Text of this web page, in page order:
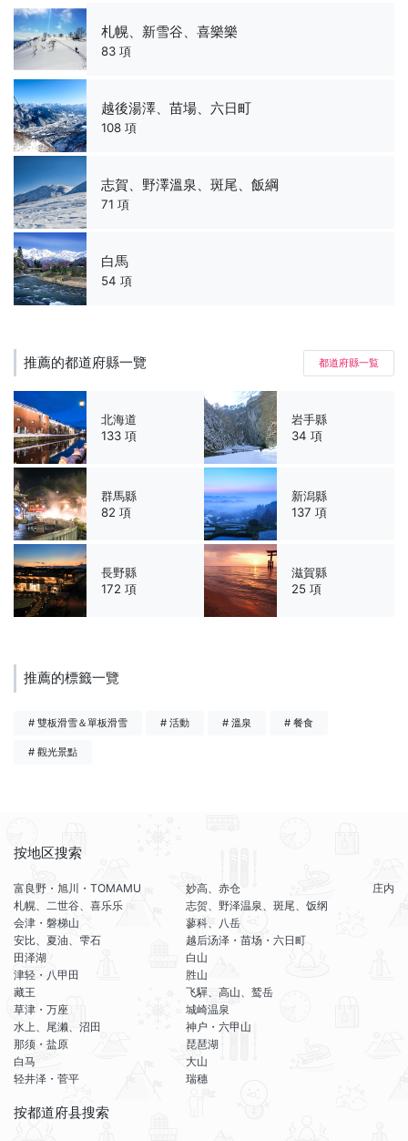
札幌、新雪谷、喜樂樂
83 項
越後湯澤、苗場、六日町
108 項
志賀、野澤溫泉、斑尾、飯綱
71 項
白馬
54 項
推薦的都道府縣一覽 都道府縣一覧
北海道
133 項
岩手縣
34 項
群馬縣
82 項
新潟縣
137 項
長野縣
172 項
滋賀縣
25 項
推薦的標籤一覽
# 雙板滑雪＆單板滑雪 # 活動 # 溫泉 # 餐食
# 觀光景點
按地区搜索
富良野・旭川・TOMAMU
札幌、二世谷、喜乐乐
会津・磐梯山
安比、夏油、雫石
田泽湖
津轻・八甲田
藏王
草津・万座
水上、尾濑、沼田
那须・盐原
白马
轻井泽・菅平
妙高、赤仓
志贺、野泽温泉、斑尾、饭纲
蓼科、八岳
越后汤泽・苗场・六日町
白山
胜山
飞驒、高山、鹫岳
城崎温泉
神户・六甲山
琵琶湖
大山
瑞穗
庄内
按都道府县搜索